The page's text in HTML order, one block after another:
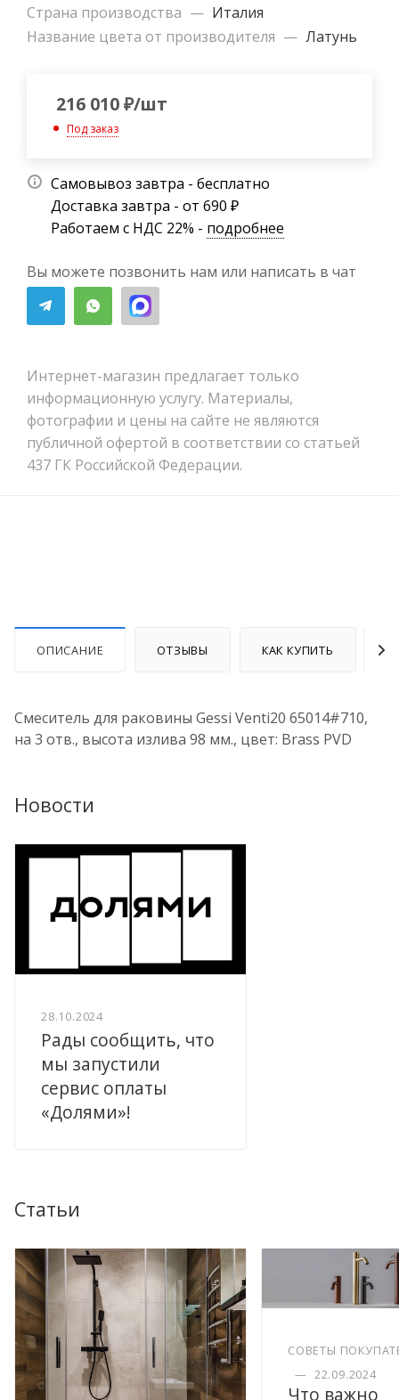
Страна производства — Италия
Название цвета от производителя — Латунь
216 010₽/шт
Под заказ
Самовывоз завтра - бесплатно
Доставка завтра - от 690 ₽
Работаем с НДС 22% - подробнее
Вы можете позвонить нам или написать в чат
Интернет-магазин предлагает только
информационную услугу. Материалы,
фотографии и цены на сайте не являются
публичной офертой в соответствии со статьей
437 ГК Российской Федерации.
ОПИСАНИЕ ОТЗЫВЫ КАК КУПИТЬ
Смеситель для раковины Gessi Venti20 65014#710,
на 3 отв., высота излива 98 мм., цвет: Brass PVD
Новости
28.10.2024
Рады сообщить, что
мы запустили
сервис оплаты
«Долями»!
Статьи
СОВЕТЫ
— 22.09.2024
Что важно